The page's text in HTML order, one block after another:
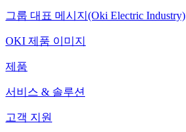
그룹 대표 메시지(Oki Electric Industry)
OKI 제품 이미지
제품
서비스 & 솔루션
고객 지원